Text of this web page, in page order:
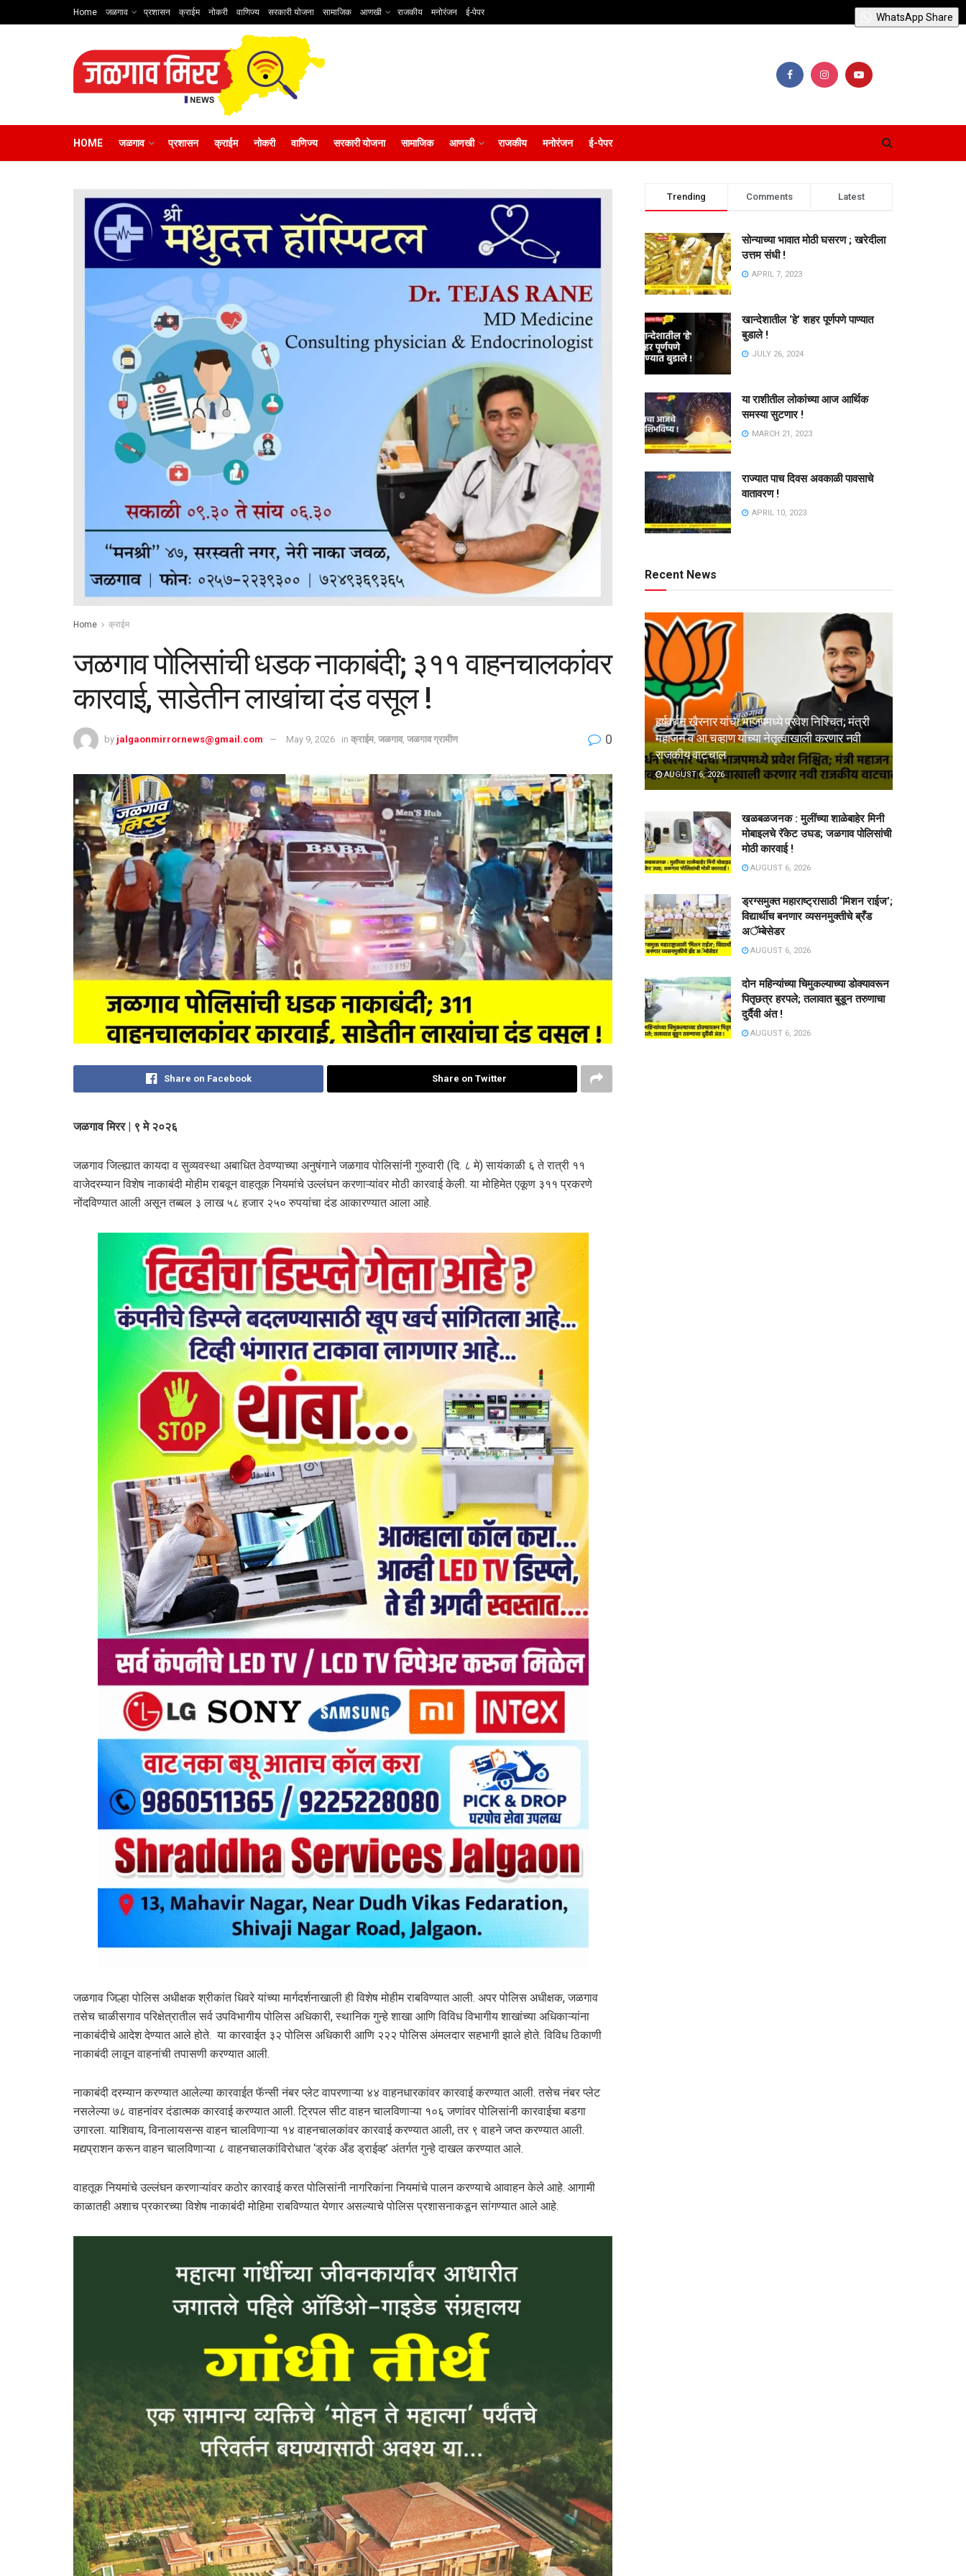
Home जळगाव प्रशासन क्राईम नोकरी वाणिज्य सरकारी योजना सामाजिक आणखी राजकीय मनोरंजन ई-पेपर
HOME जळगाव प्रशासन क्राईम नोकरी वाणिज्य सरकारी योजना सामाजिक आणखी राजकीय मनोरंजन ई-पेपर
Home क्राईम
जळगाव पोलिसांची धडक नाकाबंदी; ३११ वाहनचालकांवर
कारवाई, साडेतीन लाखांचा दंड वसूल !
by jalgaonmirrornews@gmail.com May 9, 2026 in क्राईम, जळगाव, जळगाव ग्रामीण 0
Share on Facebook Share on Twitter
जळगाव मिरर | ९ मे २०२६
जळगाव जिल्ह्यात कायदा व सुव्यवस्था अबाधित ठेवण्याच्या अनुषंगाने जळगाव पोलिसांनी गुरुवारी (दि. ८ मे) सायंकाळी ६ ते रात्री ११
वाजेदरम्यान विशेष नाकाबंदी मोहीम राबवून वाहतूक नियमांचे उल्लंघन करणाऱ्यांवर मोठी कारवाई केली. या मोहिमेत एकूण ३११ प्रकरणे
नोंदविण्यात आली असून तब्बल ३ लाख ५८ हजार २५० रुपयांचा दंड आकारण्यात आला आहे.
जळगाव जिल्हा पोलिस अधीक्षक श्रीकांत धिवरे यांच्या मार्गदर्शनाखाली ही विशेष मोहीम राबविण्यात आली. अपर पोलिस अधीक्षक, जळगाव
तसेच चाळीसगाव परिक्षेत्रातील सर्व उपविभागीय पोलिस अधिकारी, स्थानिक गुन्हे शाखा आणि विविध विभागीय शाखांच्या अधिकाऱ्यांना
नाकाबंदीचे आदेश देण्यात आले होते. या कारवाईत ३२ पोलिस अधिकारी आणि २२२ पोलिस अंमलदार सहभागी झाले होते. विविध ठिकाणी
नाकाबंदी लावून वाहनांची तपासणी करण्यात आली.
नाकाबंदी दरम्यान करण्यात आलेल्या कारवाईत फॅन्सी नंबर प्लेट वापरणाऱ्या ४४ वाहनधारकांवर कारवाई करण्यात आली. तसेच नंबर प्लेट
नसलेल्या ७८ वाहनांवर दंडात्मक कारवाई करण्यात आली. ट्रिपल सीट वाहन चालविणाऱ्या १०६ जणांवर पोलिसांनी कारवाईचा बडगा
उगारला. याशिवाय, विनालायसन्स वाहन चालविणाऱ्या १४ वाहनचालकांवर कारवाई करण्यात आली, तर ९ वाहने जप्त करण्यात आली.
मद्यप्राशन करून वाहन चालविणाऱ्या ८ वाहनचालकांविरोधात ‘ड्रंक अँड ड्राईव्ह’ अंतर्गत गुन्हे दाखल करण्यात आले.
वाहतूक नियमांचे उल्लंघन करणाऱ्यांवर कठोर कारवाई करत पोलिसांनी नागरिकांना नियमांचे पालन करण्याचे आवाहन केले आहे. आगामी
काळातही अशाच प्रकारच्या विशेष नाकाबंदी मोहिमा राबविण्यात येणार असल्याचे पोलिस प्रशासनाकडून सांगण्यात आले आहे.
Trending Comments Latest
सोन्याच्या भावात मोठी घसरण ; खरेदीला
उत्तम संधी !
APRIL 7, 2023
खान्देशातील ‘हे’ शहर पूर्णपणे पाण्यात
बुडाले !
JULY 26, 2024
या राशीतील लोकांच्या आज आर्थिक
समस्या सुटणार !
MARCH 21, 2023
राज्यात पाच दिवस अवकाळी पावसाचे
वातावरण !
APRIL 10, 2023
Recent News
हर्षवर्धन खैरनार यांचा भाजपमध्ये प्रवेश निश्चित; मंत्री
महाजन व आ.चव्हाण यांच्या नेतृत्वाखाली करणार नवी
राजकीय वाटचाल
AUGUST 6, 2026
खळबळजनक : मुलींच्या शाळेबाहेर मिनी
मोबाइलचे रॅकेट उघड; जळगाव पोलिसांची
मोठी कारवाई !
AUGUST 6, 2026
ड्रग्समुक्त महाराष्ट्रासाठी ‘मिशन राईज’;
विद्यार्थीच बनणार व्यसनमुक्तीचे ब्रँड
अॅम्बेसेडर
AUGUST 6, 2026
दोन महिन्यांच्या चिमुकल्याच्या डोक्यावरून
पितृछत्र हरपले; तलावात बुडून तरुणाचा
दुर्दैवी अंत !
AUGUST 6, 2026
WhatsApp Share